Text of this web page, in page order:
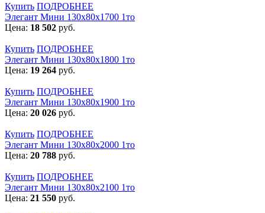
Купить ПОДРОБНЕЕ
Элегант Мини 130x80x1700 1то
Цена: 18 502 руб.
Купить ПОДРОБНЕЕ
Элегант Мини 130x80x1800 1то
Цена: 19 264 руб.
Купить ПОДРОБНЕЕ
Элегант Мини 130x80x1900 1то
Цена: 20 026 руб.
Купить ПОДРОБНЕЕ
Элегант Мини 130x80x2000 1то
Цена: 20 788 руб.
Купить ПОДРОБНЕЕ
Элегант Мини 130x80x2100 1то
Цена: 21 550 руб.